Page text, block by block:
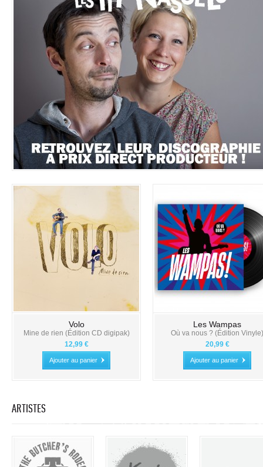
Volo
Mine de rien (Édition CD digipak)
12,99 €
Ajouter au panier
Les Wampas
Où va nous ? (Édition Vinyle)
20,99 €
Ajouter au panier
ARTISTES